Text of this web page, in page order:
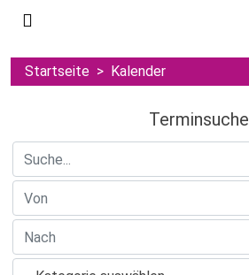
Startseite Kalender
Terminsuche
Suche...